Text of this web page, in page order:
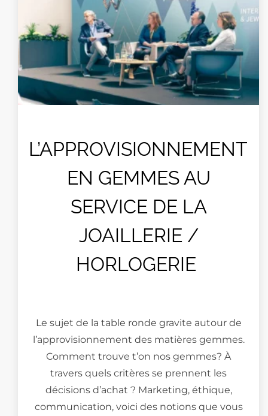
L’APPROVISIONNEMENT
EN GEMMES AU
SERVICE DE LA
JOAILLERIE /
HORLOGERIE
Le sujet de la table ronde gravite autour de
l’approvisionnement des matières gemmes.
Comment trouve t’on nos gemmes? À
travers quels critères se prennent les
décisions d’achat ? Marketing, éthique,
communication, voici des notions que vous